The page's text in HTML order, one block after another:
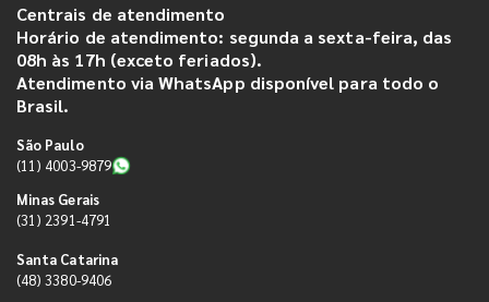
Centrais de atendimento
Horário de atendimento: segunda a sexta-feira, das
08h às 17h (exceto feriados).
Atendimento via WhatsApp disponível para todo o
Brasil.
São Paulo
(11) 4003-9879
Minas Gerais
(31) 2391-4791
Santa Catarina
(48) 3380-9406